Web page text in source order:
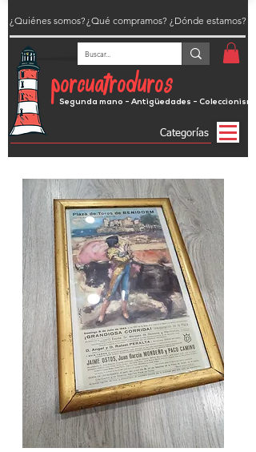
porcuatroduros
Segunda mano - Antigüedades - Coleccionismo
¿Dónde estamos?
¿Quiénes somos?
Categorías
¿Qué compramos?